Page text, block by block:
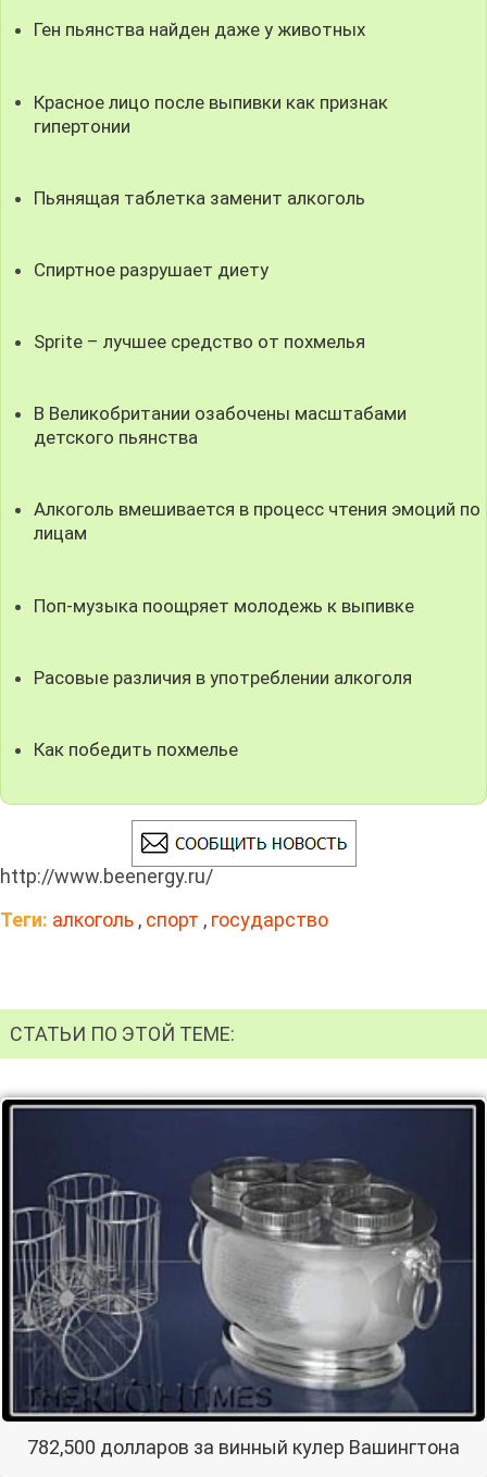
Ген пьянства найден даже у животных
Красное лицо после выпивки как признак
гипертонии
Пьянящая таблетка заменит алкоголь
Спиртное разрушает диету
Sprite – лучшее средство от похмелья
В Великобритании озабочены масштабами
детского пьянства
Алкоголь вмешивается в процесс чтения эмоций по
лицам
Поп-музыка поощряет молодежь к выпивке
Расовые различия в употреблении алкоголя
Как победить похмелье
http://www.beenergy.ru/
Теги: алкоголь , спорт , государство
СТАТЬИ ПО ЭТОЙ ТЕМЕ:
782,500 долларов за винный кулер Вашингтона